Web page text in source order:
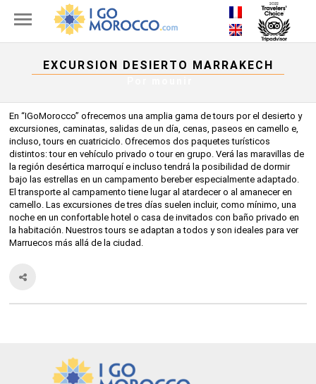
EXCURSION DESIERTO MARRAKECH
En “IGoMorocco” ofrecemos una amplia gama de tours por el desierto y
excursiones, caminatas, salidas de un día, cenas, paseos en camello e,
incluso, tours en cuatriciclo. Ofrecemos dos paquetes turísticos
distintos: tour en vehículo privado o tour en grupo. Verá las maravillas de
la región desértica marroquí e incluso tendrá la posibilidad de dormir
bajo las estrellas en un campamento bereber especialmente adaptado.
El transporte al campamento tiene lugar al atardecer o al amanecer en
camello. Las excursiones de tres días suelen incluir, como mínimo, una
noche en un confortable hotel o casa de invitados con baño privado en
la habitación. Nuestros tours se adaptan a todos y son ideales para ver
Marruecos más allá de la ciudad.